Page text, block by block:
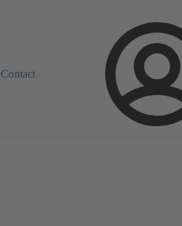
Contact